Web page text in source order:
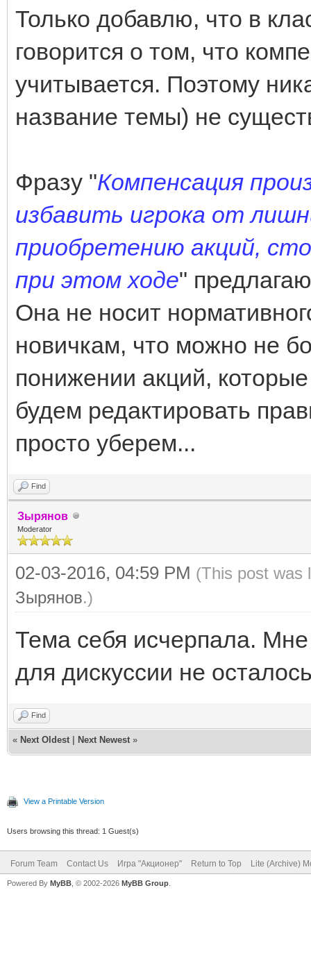
Только добавлю, что в
говорится о том, что
учитывается. Поэтому
название темы) не
Фразу "Компенсация
избавить игрока от
приобретению акций,
при этом ходе"
Она не носит
новичкам, что можно не
понижении акций,
будем редактировать
просто уберем...
Find
Зырянов
Moderator
02-03-2016, 04:59 PM (This post was
Зырянов.)
Тема себя исчерпала.
для дискуссии не
Find
« Next Oldest Next Newest »
View a Printable Version
Users browsing this thread: 1 Guest(s)
Forum Team Contact Us Игра "Акционер" Return to Top Lite (Archive)
Powered By MyBB , © 2002-2026 MyBB Group